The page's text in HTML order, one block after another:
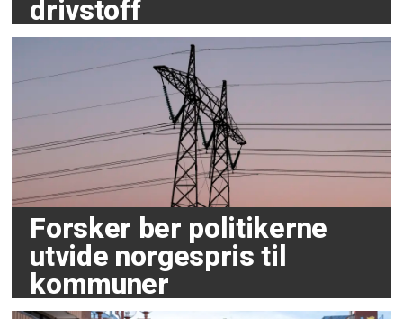
drivstoff
Forsker ber politikerne
utvide norgespris til
kommuner